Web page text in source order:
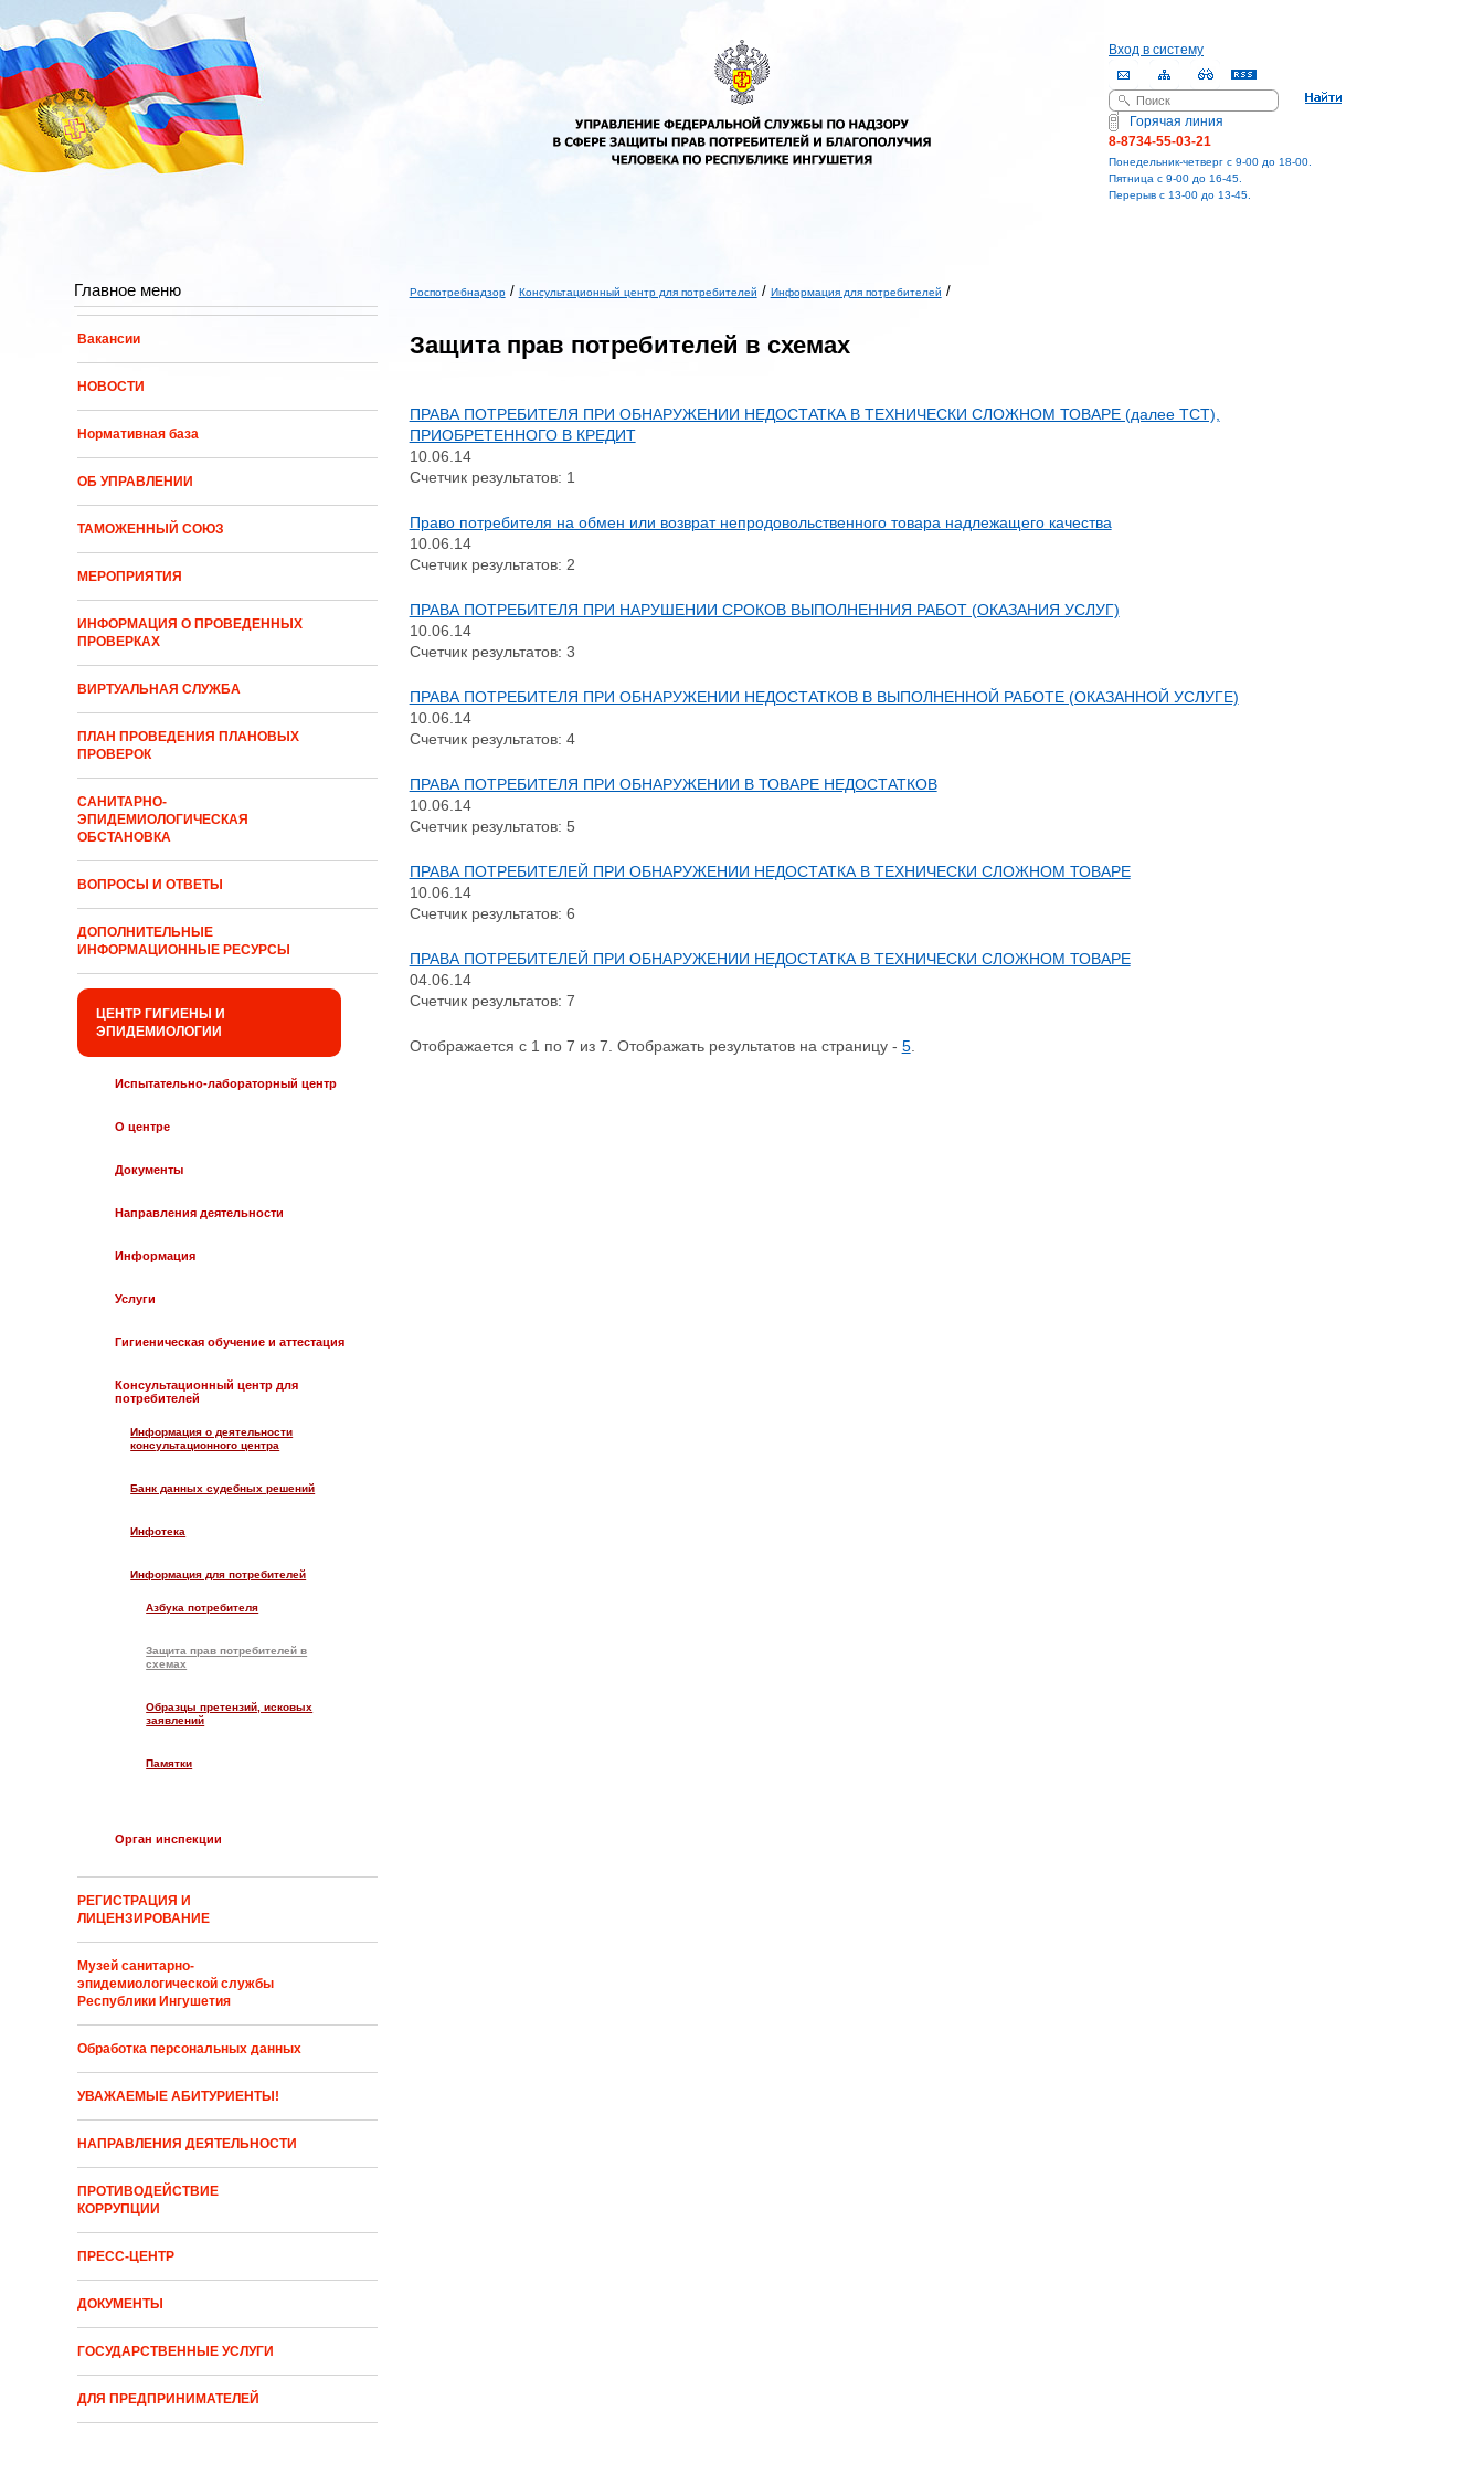
Перейти к основному содержанию
Вход в систему
Форма поиска
Поиск
Горячая линия
8-8734-55-03-21
Понедельник-четверг с 9-00 до 18-00.
Пятница с 9-00 до 16-45.
Перерыв с 13-00 до 13-45.
Главное меню
Вакансии
НОВОСТИ
Нормативная база
ОБ УПРАВЛЕНИИ
ТАМОЖЕННЫЙ СОЮЗ
МЕРОПРИЯТИЯ
ИНФОРМАЦИЯ О ПРОВЕДЕННЫХ
ПРОВЕРКАХ
ВИРТУАЛЬНАЯ СЛУЖБА
ПЛАН ПРОВЕДЕНИЯ ПЛАНОВЫХ
ПРОВЕРОК
САНИТАРНО-
ЭПИДЕМИОЛОГИЧЕСКАЯ
ОБСТАНОВКА
ВОПРОСЫ И ОТВЕТЫ
ДОПОЛНИТЕЛЬНЫЕ
ИНФОРМАЦИОННЫЕ РЕСУРСЫ
ЦЕНТР ГИГИЕНЫ И
ЭПИДЕМИОЛОГИИ
Испытательно-лабораторный центр
О центре
Документы
Направления деятельности
Информация
Услуги
Гигиеническая обучение и аттестация
Консультационный центр для
потребителей
Информация о деятельности
консультационного центра
Банк данных судебных решений
Инфотека
Информация для потребителей
Азбука потребителя
Защита прав потребителей в
схемах
Образцы претензий, исковых
заявлений
Памятки
Орган инспекции
РЕГИСТРАЦИЯ И
ЛИЦЕНЗИРОВАНИЕ
Музей санитарно-
эпидемиологической службы
Республики Ингушетия
Обработка персональных данных
УВАЖАЕМЫЕ АБИТУРИЕНТЫ!
НАПРАВЛЕНИЯ ДЕЯТЕЛЬНОСТИ
ПРОТИВОДЕЙСТВИЕ
КОРРУПЦИИ
ПРЕСС-ЦЕНТР
ДОКУМЕНТЫ
ГОСУДАРСТВЕННЫЕ УСЛУГИ
ДЛЯ ПРЕДПРИНИМАТЕЛЕЙ
Роспотребнадзор / Консультационный центр для потребителей / Информация для потребителей /
Защита прав потребителей в схемах
ПРАВА ПОТРЕБИТЕЛЯ ПРИ ОБНАРУЖЕНИИ НЕДОСТАТКА В ТЕХНИЧЕСКИ СЛОЖНОМ ТОВАРЕ (далее ТСТ),
ПРИОБРЕТЕННОГО В КРЕДИТ
10.06.14
Счетчик результатов: 1
Право потребителя на обмен или возврат непродовольственного товара надлежащего качества
10.06.14
Счетчик результатов: 2
ПРАВА ПОТРЕБИТЕЛЯ ПРИ НАРУШЕНИИ СРОКОВ ВЫПОЛНЕННИЯ РАБОТ (ОКАЗАНИЯ УСЛУГ)
10.06.14
Счетчик результатов: 3
ПРАВА ПОТРЕБИТЕЛЯ ПРИ ОБНАРУЖЕНИИ НЕДОСТАТКОВ В ВЫПОЛНЕННОЙ РАБОТЕ (ОКАЗАННОЙ УСЛУГЕ)
10.06.14
Счетчик результатов: 4
ПРАВА ПОТРЕБИТЕЛЯ ПРИ ОБНАРУЖЕНИИ В ТОВАРЕ НЕДОСТАТКОВ
10.06.14
Счетчик результатов: 5
ПРАВА ПОТРЕБИТЕЛЕЙ ПРИ ОБНАРУЖЕНИИ НЕДОСТАТКА В ТЕХНИЧЕСКИ СЛОЖНОМ ТОВАРЕ
10.06.14
Счетчик результатов: 6
ПРАВА ПОТРЕБИТЕЛЕЙ ПРИ ОБНАРУЖЕНИИ НЕДОСТАТКА В ТЕХНИЧЕСКИ СЛОЖНОМ ТОВАРЕ
04.06.14
Счетчик результатов: 7
Отображается с 1 по 7 из 7. Отображать результатов на страницу - 5.